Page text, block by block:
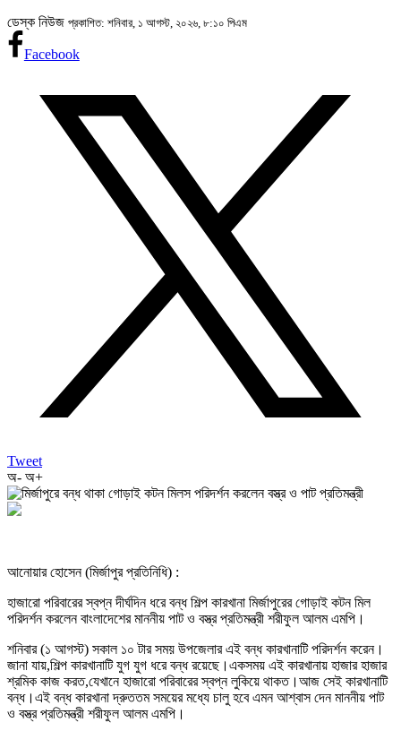
ডেস্ক নিউজ প্রকাশিত: শনিবার, ১ আগস্ট, ২০২৬, ৮:১০ পিএম
Facebook
Tweet
অ- অ+
আনোয়ার হোসেন (মির্জাপুর প্রতিনিধি) :
হাজারো পরিবারের স্বপ্ন দীর্ঘদিন ধরে বন্ধ শিল্প কারখানা মির্জাপুরের গোড়াই কটন মিল
পরিদর্শন করলেন বাংলাদেশের মাননীয় পাট ও বস্ত্র প্রতিমন্ত্রী শরীফুল আলম এমপি।
শনিবার (১ আগস্ট) সকাল ১০ টার সময় উপজেলার এই বন্ধ কারখানাটি পরিদর্শন করেন।
জানা যায়,শিল্প কারখানাটি যুগ যুগ ধরে বন্ধ রয়েছে।একসময় এই কারখানায় হাজার হাজার
শ্রমিক কাজ করত,যেখানে হাজারো পরিবারের স্বপ্ন লুকিয়ে থাকত।আজ সেই কারখানাটি
বন্ধ।এই বন্ধ কারখানা দ্রুততম সময়ের মধ্যে চালু হবে এমন আশ্বাস দেন মাননীয় পাট
ও বস্ত্র প্রতিমন্ত্রী শরীফুল আলম এমপি।